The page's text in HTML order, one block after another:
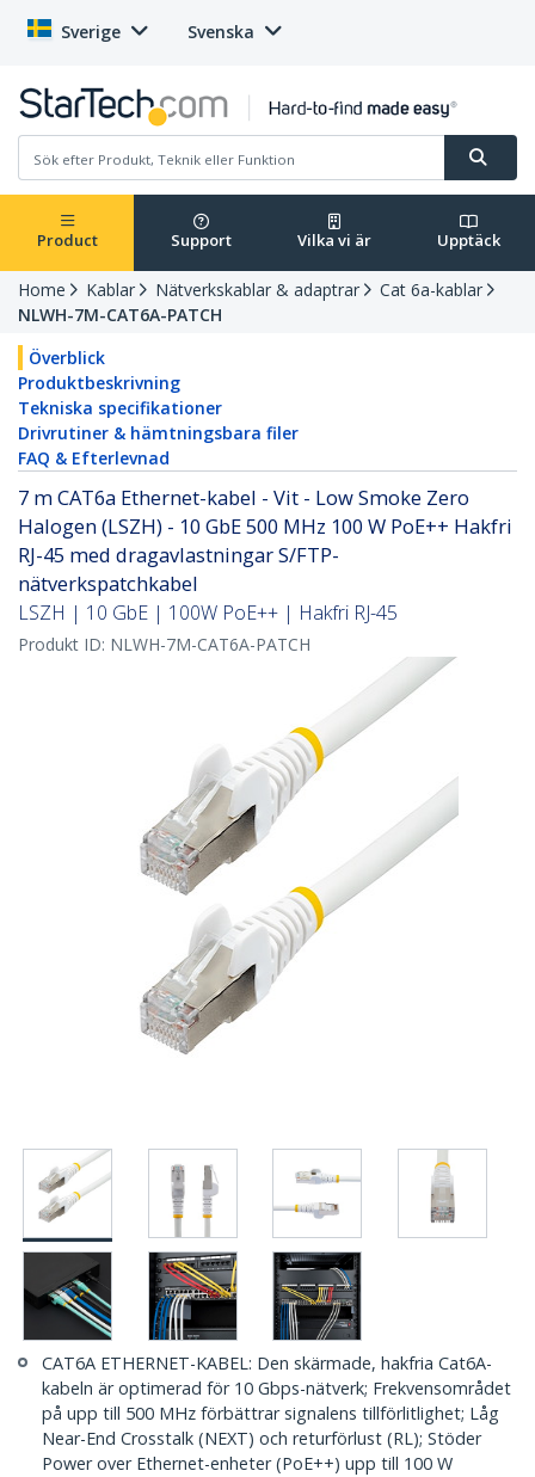
Sverige Svenska
Product Support Vilka vi är Upptäck
Home Kablar Nätverkskablar & adaptrar
Cat 6a-kablar
NLWH-7M-CAT6A-PATCH
Överblick
Produktbeskrivning
Tekniska specifikationer
Drivrutiner & hämtningsbara filer
FAQ & Efterlevnad
7 m CAT6a Ethernet-kabel - Vit - Low Smoke Zero
Halogen (LSZH) - 10 GbE 500 MHz 100 W PoE++ Hakfri
RJ-45 med dragavlastningar S/FTP-
nätverkspatchkabel
LSZH | 10 GbE | 100W PoE++ | Hakfri RJ-45
Produkt ID: NLWH-7M-CAT6A-PATCH
CAT6A ETHERNET-KABEL: Den skärmade, hakfria Cat6A-
kabeln är optimerad för 10 Gbps-nätverk; Frekvensområdet
på upp till 500 MHz förbättrar signalens tillförlitlighet; Låg
Near-End Crosstalk (NEXT) och returförlust (RL); Stöder
Power over Ethernet-enheter (PoE++) upp till 100 W